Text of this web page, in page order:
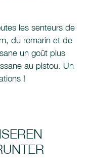
les senteurs de
du romarin et de
un goût plus
au pistou. Un
!